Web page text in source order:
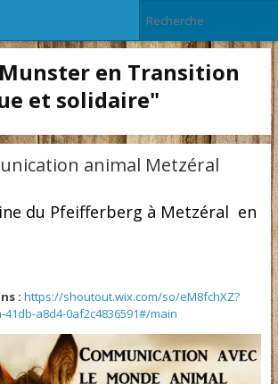
en Transition
et solidaire"
animal Metzéral
du Pfeifferberg à Metzéral en
: https://shoutout.wix.com/so/eM8fchXZ?
a8d4-0af2c4836591#/main